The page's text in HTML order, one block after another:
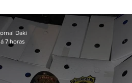
Fluminense
Daki
7 horas